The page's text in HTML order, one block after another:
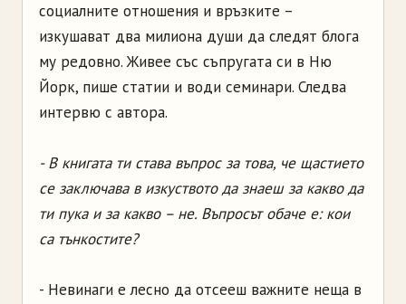
социалните отношения и връзките –
изкушават два милиона души да следят блога
му редовно. Живее със съпругата си в Ню
Йорк, пише статии и води семинари. Следва
интервю с автора.
- В книгата ти става въпрос за това, че щастието
се заключава в изкуството да знаеш за какво да
ти пука и за какво – не. Въпросът обаче е: кои
са тънкостите?
- Невинаги е лесно да отсееш важните неща в